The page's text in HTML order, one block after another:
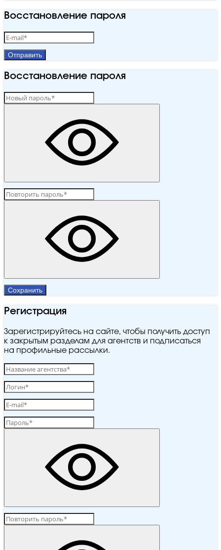
Восстановление пароля
Отправить
Восстановление пароля
Сохранить
Регистрация
Зарегистрируйтесь на сайте, чтобы получить доступ
к закрытым разделам для агентств и подписаться
на профильные рассылки.